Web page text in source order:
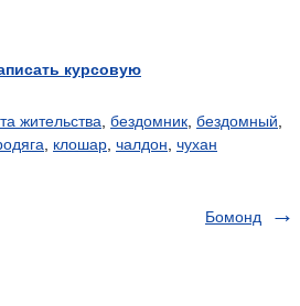
курсовую
жительства бездомник бездомный
клошар чалдон чухан
Бомонд